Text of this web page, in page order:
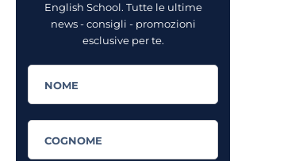
English School. Tutte le ultime
news - consigli - promozioni
esclusive per te.